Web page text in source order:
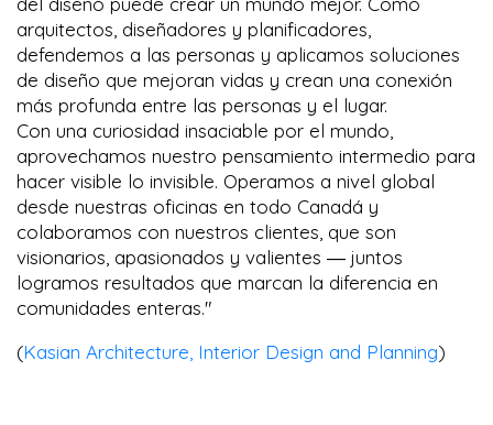
arquitectos, diseñadores y planificadores,
defendemos a las personas y aplicamos soluciones
de diseño que mejoran vidas y crean una conexión
más profunda entre las personas y el lugar.
Con una curiosidad insaciable por el mundo,
aprovechamos nuestro pensamiento intermedio para
hacer visible lo invisible. Operamos a nivel global
desde nuestras oficinas en todo Canadá y
colaboramos con nuestros clientes, que son
visionarios, apasionados y valientes ― juntos
logramos resultados que marcan la diferencia en
comunidades enteras."
(Kasian Architecture, Interior Design and Planning)